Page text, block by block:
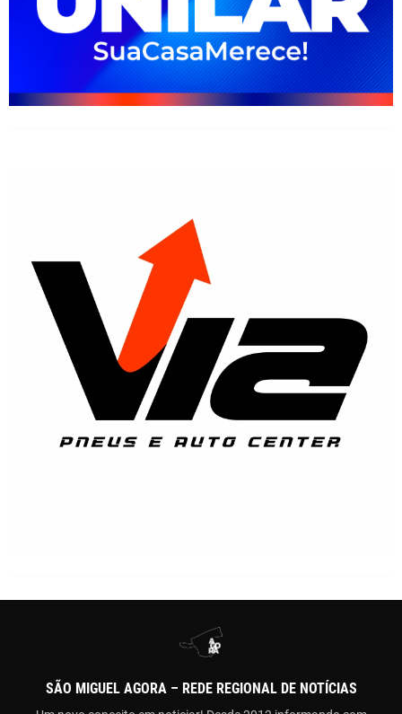
SÃO MIGUEL AGORA – REDE REGIONAL DE NOTÍCIAS